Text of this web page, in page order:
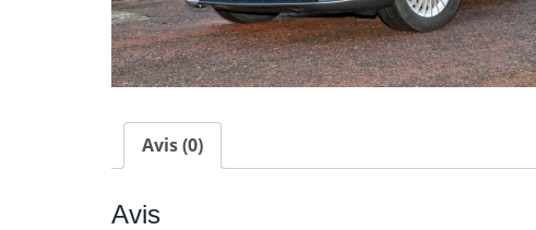
Avis (0)
Avis